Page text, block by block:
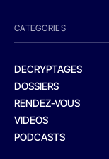
CATEGORIES
DECRYPTAGES
DOSSIERS
RENDEZ-VOUS
VIDEOS
PODCASTS